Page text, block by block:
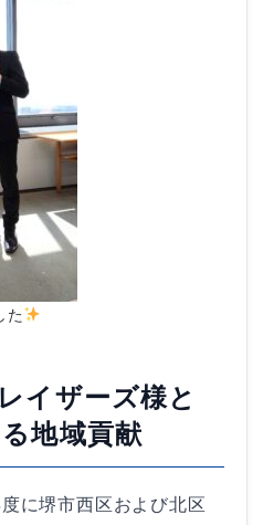
た
イザーズ様と
地域貢献
に堺市西区および北区